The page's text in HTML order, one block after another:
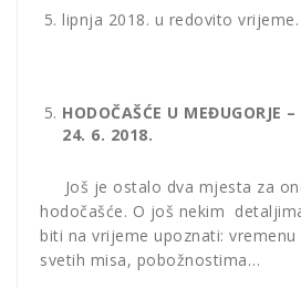
lipnja 2018. u redovito vrijeme.
HODOČAŠĆE U MEĐUGORJE
24. 6. 2018.
Još je ostalo dva mjesta za
hodočašće. O još nekim
biti na vrijeme upoznati:
svetih misa, pobožnostima…